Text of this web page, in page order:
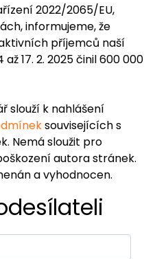
2022/2065/EU,
informujeme, že
příjemců naší
17. 2. 2025 činil 600 000
slouží k nahlášení
souvisejících s
Nemá sloužit pro
autora stránek.
a vyhodnocen.